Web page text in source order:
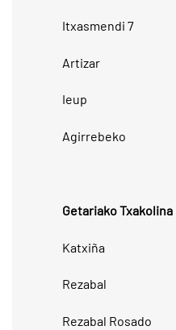
Itxasmendi 7
Artizar
Ieup
Agirrebeko
Getariako Txakolina
Katxiña
Rezabal
Rezabal Rosado